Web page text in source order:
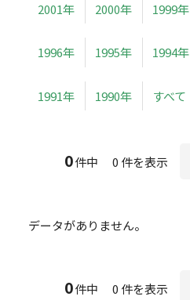
2001年 2000年 1999年
1996年 1995年 1994年
1991年 1990年 すべて
0件中 0 件を表示
データがありません。
0件中 0 件を表示